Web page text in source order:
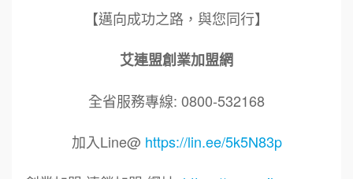
【邁向成功之路，與您同行】
艾連盟創業加盟網
全省服務專線: 0800-532168
加入Line@ https://lin.ee/5k5N83p